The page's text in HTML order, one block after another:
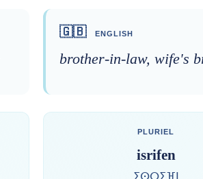
🇬🇧 ENGLISH
brother-in-law, wife's
PLURIEL
isrifen